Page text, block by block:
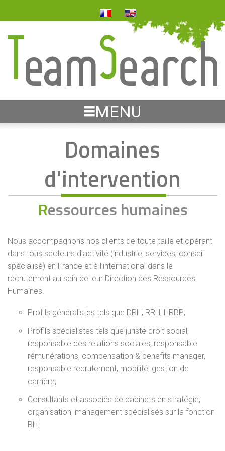
MENU
Domaines
d'intervention
Ressources humaines
Nous accompagnons nos clients de toute taille et opérant
dans tous secteurs d’activité (industrie, services, conseil
spécialisé) en France et à l’international dans le
recrutement au sein de leur Direction des Ressources
Humaines.
Profils généralistes tels que DRH, RRH, HRBP;
Profils spécialistes tels que juriste droit social,
responsable des relations sociales, responsable
rémunérations, compensation & benefits manager,
responsable recrutement, mobilité, gestion de
carrière;
Consultants et associés de cabinets en stratégie,
organisation, management spécialisés sur la fonction
RH.